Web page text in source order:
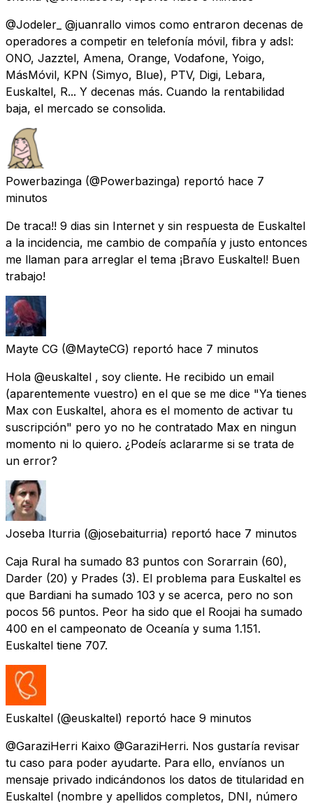
@Jodeler_ @juanrallo vimos como entraron decenas de
operadores a competir en telefonía móvil, fibra y adsl:
ONO, Jazztel, Amena, Orange, Vodafone, Yoigo,
MásMóvil, KPN (Simyo, Blue), PTV, Digi, Lebara,
Euskaltel, R... Y decenas más. Cuando la rentabilidad
baja, el mercado se consolida.
Powerbazinga (@Powerbazinga) reportó hace 7
minutos
De traca!! 9 dias sin Internet y sin respuesta de Euskaltel
a la incidencia, me cambio de compañía y justo entonces
me llaman para arreglar el tema ¡Bravo Euskaltel! Buen
trabajo!
Mayte CG (@MayteCG) reportó hace 7 minutos
Hola @euskaltel , soy cliente. He recibido un email
(aparentemente vuestro) en el que se me dice "Ya tienes
Max con Euskaltel, ahora es el momento de activar tu
suscripción" pero yo no he contratado Max en ningun
momento ni lo quiero. ¿Podeís aclararme si se trata de
un error?
Joseba Iturria (@josebaiturria) reportó hace 7 minutos
Caja Rural ha sumado 83 puntos con Sorarrain (60),
Darder (20) y Prades (3). El problema para Euskaltel es
que Bardiani ha sumado 103 y se acerca, pero no son
pocos 56 puntos. Peor ha sido que el Roojai ha sumado
400 en el campeonato de Oceanía y suma 1.151.
Euskaltel tiene 707.
Euskaltel (@euskaltel) reportó hace 9 minutos
@GaraziHerri Kaixo @GaraziHerri. Nos gustaría revisar
tu caso para poder ayudarte. Para ello, envíanos un
mensaje privado indicándonos los datos de titularidad en
Euskaltel (nombre y apellidos completos, DNI, número